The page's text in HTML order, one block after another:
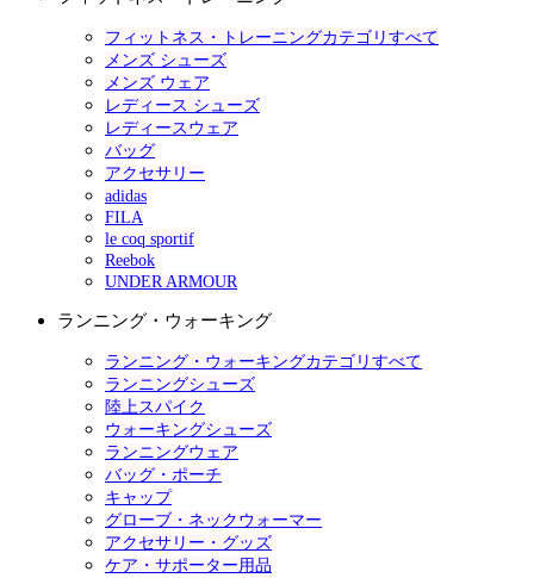
フィットネス・トレーニングカテゴリすべて
メンズ シューズ
メンズ ウェア
レディース シューズ
レディースウェア
バッグ
アクセサリー
adidas
FILA
le coq sportif
Reebok
UNDER ARMOUR
ランニング・ウォーキング
ランニング・ウォーキングカテゴリすべて
ランニングシューズ
陸上スパイク
ウォーキングシューズ
ランニングウェア
バッグ・ポーチ
キャップ
グローブ・ネックウォーマー
アクセサリー・グッズ
ケア・サポーター用品